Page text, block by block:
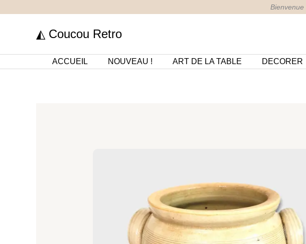
Bienvenue
◭ Coucou Retro
ACCUEIL NOUVEAU ! ART DE LA TABLE DECORER